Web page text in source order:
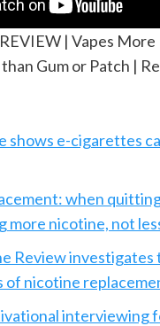
| Vapes
Gum or Patch |
shows e-cigarettes
when
more nicotine, not
Review investigates
of nicotine
interviewing